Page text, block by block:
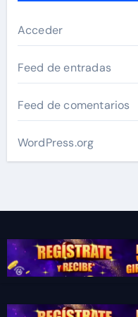
Acceder
Feed de entradas
Feed de comentarios
WordPress.org